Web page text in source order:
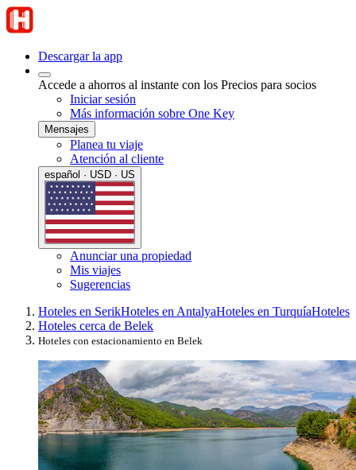
Descargar la app
Accede a ahorros al instante con los Precios para socios
Iniciar sesión
Más información sobre One Key
Mensajes
Planea tu viaje
Atención al cliente
español · USD · US
Anunciar una propiedad
Mis viajes
Sugerencias
Hoteles en SerikHoteles en AntalyaHoteles en TurquíaHoteles
Hoteles cerca de Belek
Hoteles con estacionamiento en Belek